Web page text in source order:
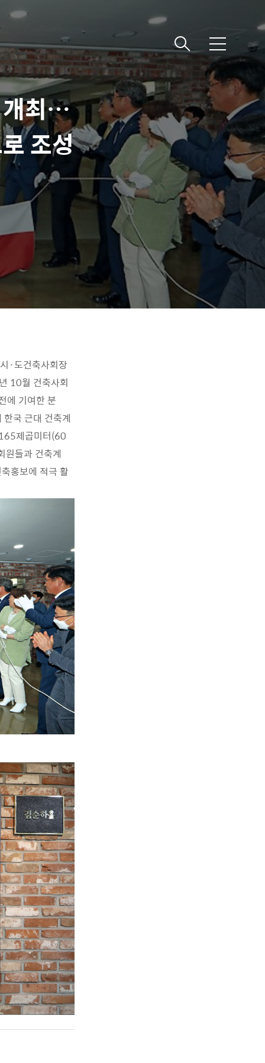
메
뉴
개최…
조성
·도건축사회장
10월 건축사회
에 기여한 분
국 근대 건축계
제곱미터(60
원들과 건축계
홍보에 적극 활